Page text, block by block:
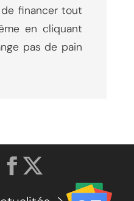
financer tout
en cliquant
pas de pain